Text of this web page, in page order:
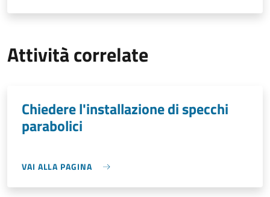
Attività correlate
Chiedere l'installazione di specchi
parabolici
VAI ALLA PAGINA